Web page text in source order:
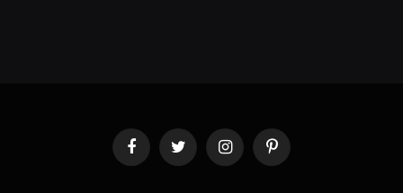
FacebookTwitter InstagramPinterest